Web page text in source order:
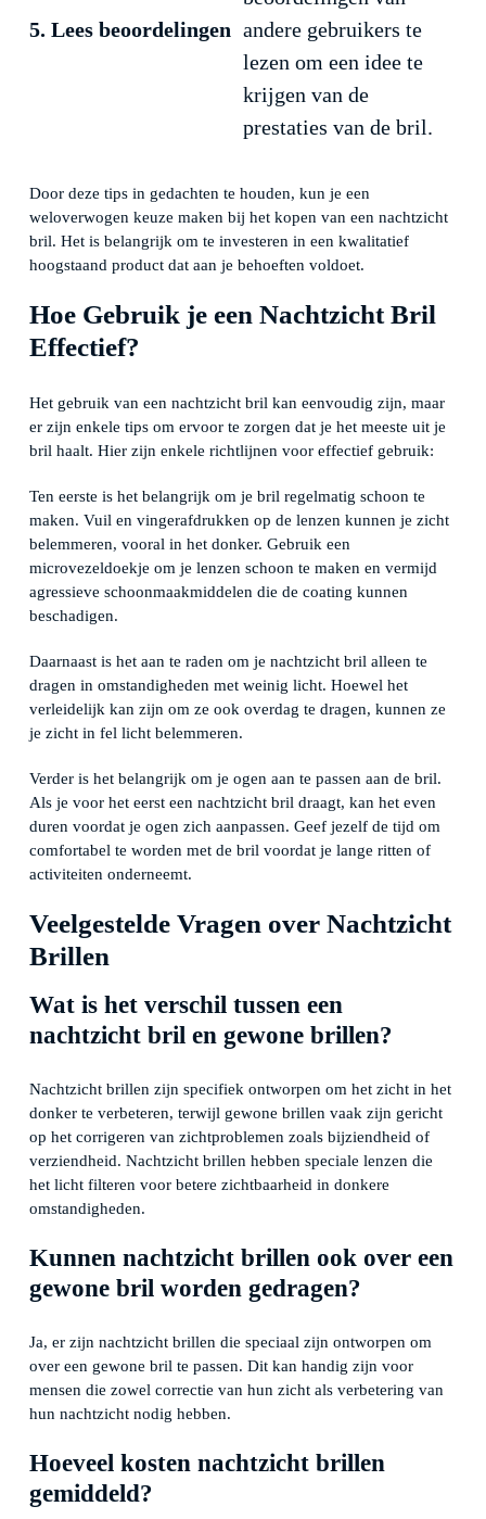
5. Lees beoordelingen andere gebruikers te
lezen om een idee te
krijgen van de
prestaties van de bril.
Door deze tips in gedachten te houden, kun je een
weloverwogen keuze maken bij het kopen van een nachtzicht
bril. Het is belangrijk om te investeren in een kwalitatief
hoogstaand product dat aan je behoeften voldoet.
Hoe Gebruik je een Nachtzicht Bril
Effectief?
Het gebruik van een nachtzicht bril kan eenvoudig zijn, maar
er zijn enkele tips om ervoor te zorgen dat je het meeste uit je
bril haalt. Hier zijn enkele richtlijnen voor effectief gebruik:
Ten eerste is het belangrijk om je bril regelmatig schoon te
maken. Vuil en vingerafdrukken op de lenzen kunnen je zicht
belemmeren, vooral in het donker. Gebruik een
microvezeldoekje om je lenzen schoon te maken en vermijd
agressieve schoonmaakmiddelen die de coating kunnen
beschadigen.
Daarnaast is het aan te raden om je nachtzicht bril alleen te
dragen in omstandigheden met weinig licht. Hoewel het
verleidelijk kan zijn om ze ook overdag te dragen, kunnen ze
je zicht in fel licht belemmeren.
Verder is het belangrijk om je ogen aan te passen aan de bril.
Als je voor het eerst een nachtzicht bril draagt, kan het even
duren voordat je ogen zich aanpassen. Geef jezelf de tijd om
comfortabel te worden met de bril voordat je lange ritten of
activiteiten onderneemt.
Veelgestelde Vragen over Nachtzicht
Brillen
Wat is het verschil tussen een
nachtzicht bril en gewone brillen?
Nachtzicht brillen zijn specifiek ontworpen om het zicht in het
donker te verbeteren, terwijl gewone brillen vaak zijn gericht
op het corrigeren van zichtproblemen zoals bijziendheid of
verziendheid. Nachtzicht brillen hebben speciale lenzen die
het licht filteren voor betere zichtbaarheid in donkere
omstandigheden.
Kunnen nachtzicht brillen ook over een
gewone bril worden gedragen?
Ja, er zijn nachtzicht brillen die speciaal zijn ontworpen om
over een gewone bril te passen. Dit kan handig zijn voor
mensen die zowel correctie van hun zicht als verbetering van
hun nachtzicht nodig hebben.
Hoeveel kosten nachtzicht brillen
gemiddeld?